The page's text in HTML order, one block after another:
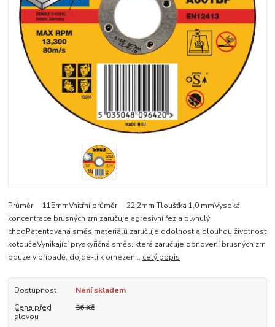
Průměr 115mmVnitřní průměr 22,2mm Tloušťka 1,0 mmVysoká
koncentrace brusných zrn zaručuje agresivní řez a plynulý
chodPatentovaná směs materiálů zaručuje odolnost a dlouhou životnost
kotoučeVynikající pryskyřičná směs, která zaručuje obnovení brusných zrn
pouze v případě, dojde-li k omezen... celý popis
Dostupnost
Není skladem
Cena před
slevou
36 Kč